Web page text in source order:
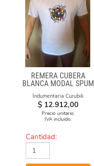
REMERA CUBERA
BLANCA MODAL SPUM
CUBO CON FORMULAS
Indumentaria Curubik
$ 12.912,00
Precio unitario.
IVA incluido.
Cantidad: